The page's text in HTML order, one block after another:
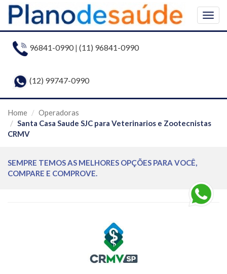
96841-0990| (11) 96841-0990
(12) 99747-0990
Home
Operadoras
Santa Casa Saude SJC para Veterinarios e Zootecnistas
CRMV
SEMPRE TEMOS AS MELHORES OPÇÕES PARA VOCÊ,
COMPARE E COMPROVE.